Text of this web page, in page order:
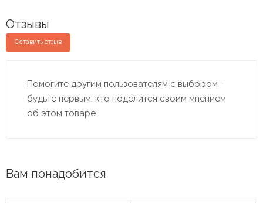
Отзывы
Оставить отзыв
Помогите другим пользователям с выбором -
будьте первым, кто поделится своим мнением
об этом товаре
Вам понадобится